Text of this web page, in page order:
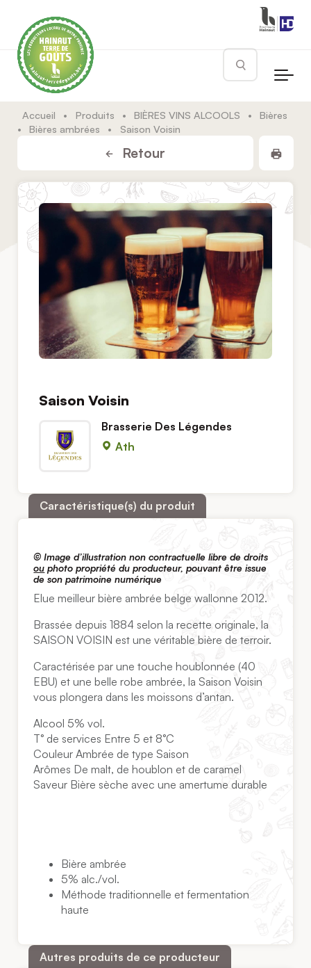
Rechercher
Accueil • Produits • BIÈRES VINS ALCOOLS •
Bières
•
Bières ambrées • Saison Voisin
Retour
Saison Voisin
Brasserie Des Légendes
Ath
Caractéristique(s) du produit
© Image d’illustration non contractuelle libre de droits
ou photo propriété du producteur, pouvant être issue
de son patrimoine numérique
Elue meilleur bière ambrée belge wallonne 2012.
Brassée depuis 1884 selon la recette originale, la
SAISON VOISIN est une véritable bière de terroir.
Caractérisée par une touche houblonnée (40
EBU) et une belle robe ambrée, la Saison Voisin
vous plongera dans les moissons d’antan.
Alcool 5% vol.
T° de services Entre 5 et 8°C
Couleur Ambrée de type Saison
Arômes De malt, de houblon et de caramel
Saveur Bière sèche avec une amertume durable
Bière ambrée
5% alc./vol.
Méthode traditionnelle et fermentation
haute
Autres produits de ce producteur